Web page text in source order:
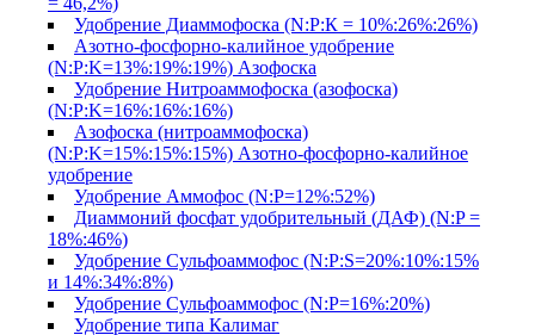
Удобрение Диаммофоска (N:P:К = 10%:26%:26%)
Азотно-фосфорно-калийное удобрение
(N:P:K=13%:19%:19%) Азофоска
Удобрение Нитроаммофоска (азофоска)
(N:P:K=16%:16%:16%)
Азофоска (нитроаммофоска)
(N:P:K=15%:15%:15%) Азотно-фосфорно-калийное
удобрение
Удобрение Аммофос (N:P=12%:52%)
Диаммоний фосфат удобрительный (ДАФ) (N:P =
18%:46%)
Удобрение Сульфоаммофос (N:P:S=20%:10%:15%
и 14%:34%:8%)
Удобрение Сульфоаммофос (N:P=16%:20%)
Удобрение типа Калимаг